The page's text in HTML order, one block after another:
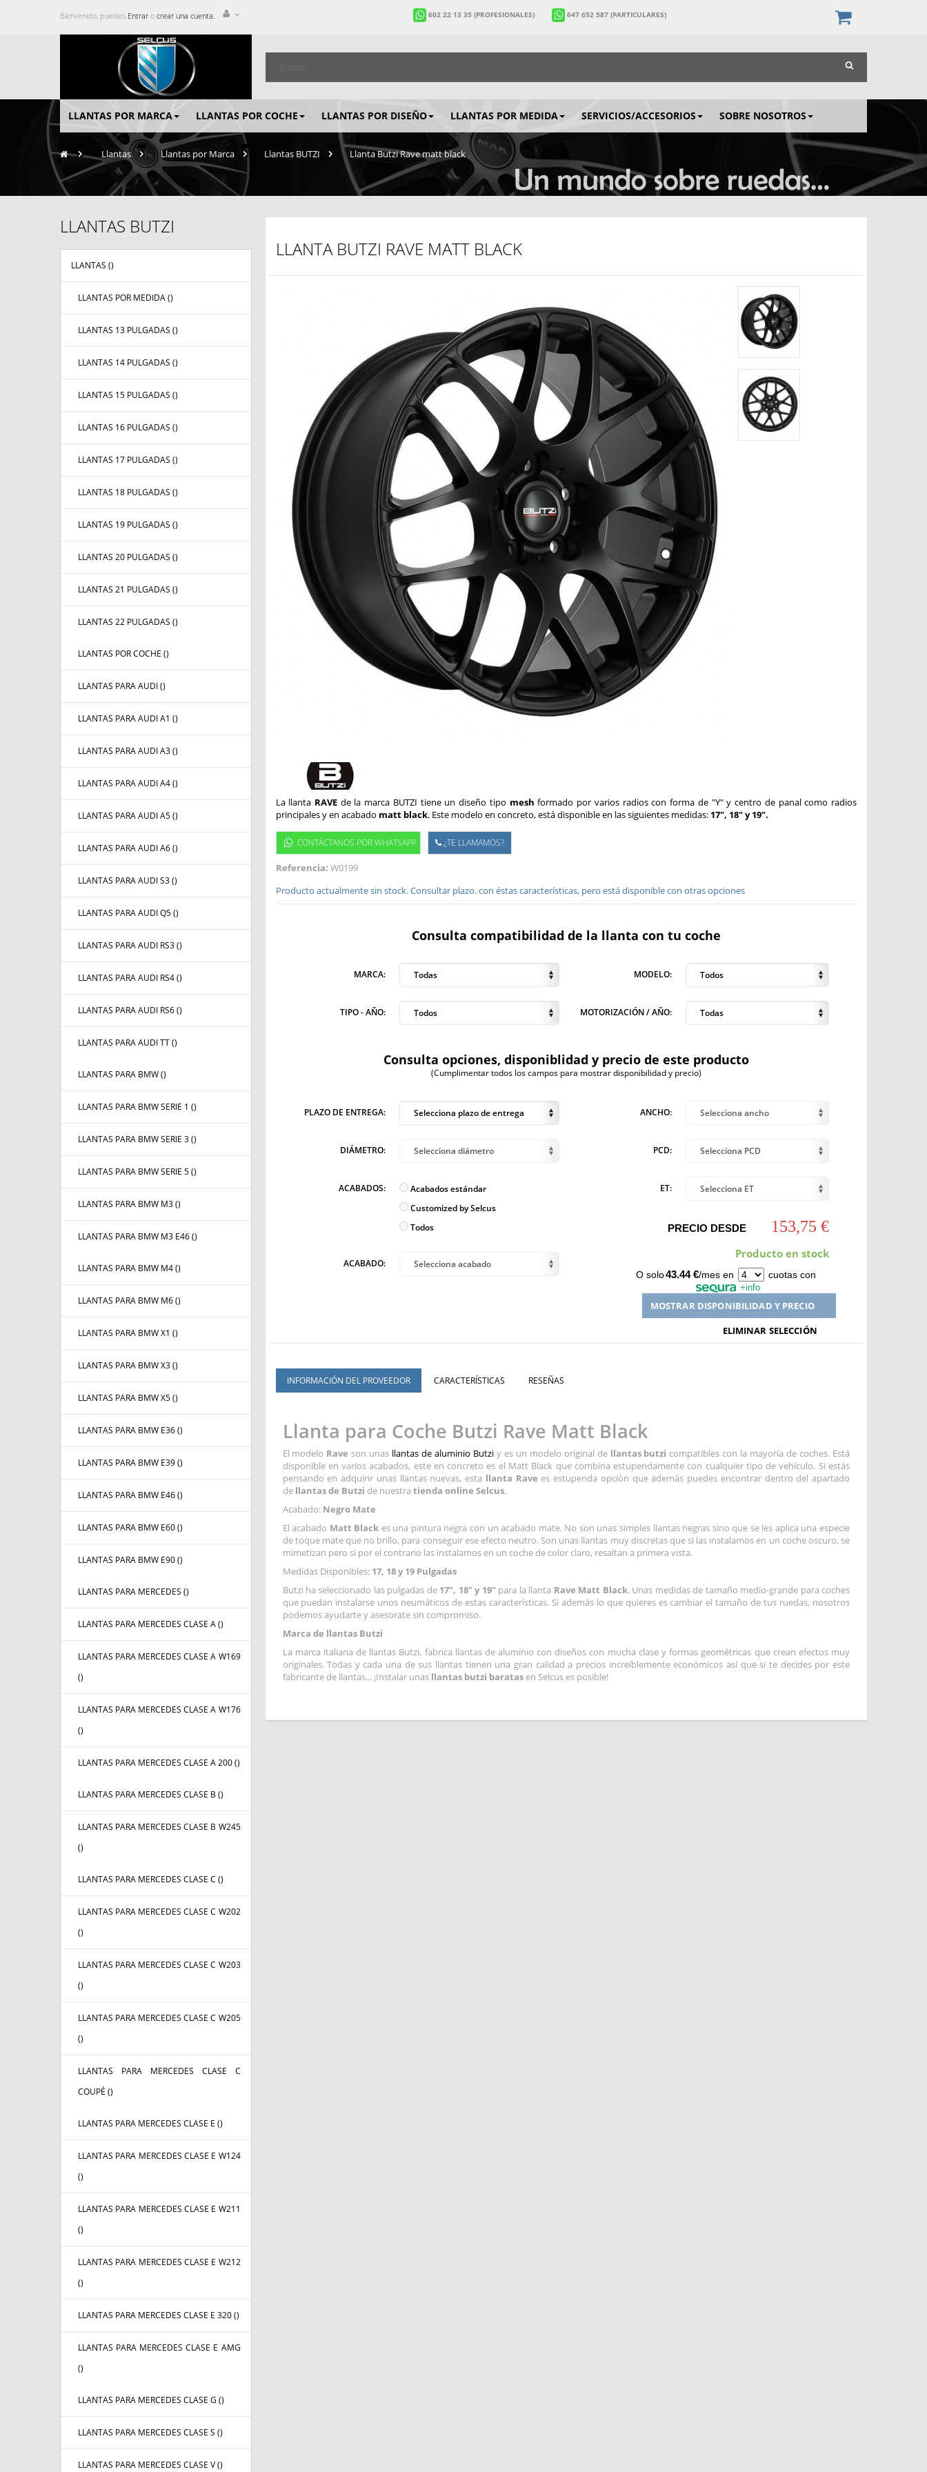
Bienvenido, puedes Entrar o crear una cuenta. 602 22 13 35(PROFESIONALES) 647 652 587(PARTICULARES)
LLANTAS POR MARCA LLANTAS POR COCHE LLANTAS POR DISEÑO LLANTAS POR MEDIDA SERVICIOS/ACCESORIOS SOBRE NOSOTROS
> Llantas > Llantas por Marca Llantas BUTZI Llanta Butzi Rave matt black
LLANTAS BUTZI
LLANTAS ()
LLANTAS POR MEDIDA ()
LLANTAS 13 PULGADAS ()
LLANTAS 14 PULGADAS ()
LLANTAS 15 PULGADAS ()
LLANTAS 16 PULGADAS ()
LLANTAS 17 PULGADAS ()
LLANTAS 18 PULGADAS ()
LLANTAS 19 PULGADAS ()
LLANTAS 20 PULGADAS ()
LLANTAS 21 PULGADAS ()
LLANTAS 22 PULGADAS ()
LLANTAS POR COCHE ()
LLANTAS PARA AUDI ()
LLANTAS PARA AUDI A1 ()
LLANTAS PARA AUDI A3 ()
LLANTAS PARA AUDI A4 ()
LLANTAS PARA AUDI A5 ()
LLANTAS PARA AUDI A6 ()
LLANTAS PARA AUDI S3 ()
LLANTAS PARA AUDI Q5 ()
LLANTAS PARA AUDI RS3 ()
LLANTAS PARA AUDI RS4 ()
LLANTAS PARA AUDI RS6 ()
LLANTAS PARA AUDI TT ()
LLANTAS PARA BMW ()
LLANTAS PARA BMW SERIE 1 ()
LLANTAS PARA BMW SERIE 3 ()
LLANTAS PARA BMW SERIE 5 ()
LLANTAS PARA BMW M3 ()
LLANTAS PARA BMW M3 E46 ()
LLANTAS PARA BMW M4 ()
LLANTAS PARA BMW M6 ()
LLANTAS PARA BMW X1 ()
LLANTAS PARA BMW X3 ()
LLANTAS PARA BMW X5 ()
LLANTAS PARA BMW E36 ()
LLANTAS PARA BMW E39 ()
LLANTAS PARA BMW E46 ()
LLANTAS PARA BMW E60 ()
LLANTAS PARA BMW E90 ()
LLANTAS PARA MERCEDES ()
LLANTAS PARA MERCEDES CLASE A ()
LLANTAS PARA MERCEDES CLASE A W169
()
LLANTAS PARA MERCEDES CLASE A W176
()
LLANTAS PARA MERCEDES CLASE A 200 ()
LLANTAS PARA MERCEDES CLASE B ()
LLANTAS PARA MERCEDES CLASE B W245
()
LLANTAS PARA MERCEDES CLASE C ()
LLANTAS PARA MERCEDES CLASE C W202
()
LLANTAS PARA MERCEDES CLASE C W203
()
LLANTAS PARA MERCEDES CLASE C W205
()
LLANTAS PARA MERCEDES CLASE C
COUPÉ ()
LLANTAS PARA MERCEDES CLASE E ()
LLANTAS PARA MERCEDES CLASE E W124
()
LLANTAS PARA MERCEDES CLASE E W211
()
LLANTAS PARA MERCEDES CLASE E W212
()
LLANTAS PARA MERCEDES CLASE E 320 ()
LLANTAS PARA MERCEDES CLASE E AMG
()
LLANTAS PARA MERCEDES CLASE G ()
LLANTAS PARA MERCEDES CLASE S ()
LLANTAS PARA MERCEDES CLASE V ()
LLANTA BUTZI RAVE MATT BLACK
La llanta RAVEde la marca BUTZI tiene un diseño tipo meshformado por varios radios con forma de "Y" y centro de panal como radios
principales y en acabado matt black. Este modelo en concreto, está disponible en las siguientes medidas: 17", 18" y 19".
CONTÁCTANOS POR WHATSAPP ¿TE LLAMAMOS?
Referencia: W0199
Producto actualmente sin stock. Consultar plazo. con éstas características, pero está disponible con otras opciones
Consulta compatibilidad de la llanta con tu coche
MARCA: Todas MODELO: Todos
TIPO - AÑO: Todos MOTORIZACIÓN / AÑO: Todas
Consulta opciones, disponiblidad y precio de este producto
(Cumplimentar todos los campos para mostrar disponibilidad y precio)
PLAZO DE ENTREGA: Selecciona plazo de entrega
DIÁMETRO: Selecciona diámetro
ACABADOS:
Acabados estándar
Customized by Selcus
Todos
ACABADO: Selecciona acabado
ANCHO: Selecciona ancho
PCD: Selecciona PCD
ET: Selecciona ET
PRECIO DESDE 153,75 €
Producto en stock
O solo43.44 €/mes en cuotas con
+info
MOSTRAR DISPONIBILIDAD Y PRECIO
ELIMINAR SELECCIÓN
INFORMACIÓN DEL PROVEEDOR CARACTERÍSTICAS RESEÑAS
Llanta para Coche Butzi Rave Matt Black
El modelo Rave son unas llantas de aluminio Butzi y es un modelo original de llantas butzi compatibles con la mayoría de coches. Está
disponible en varios acabados, este en concreto es el Matt Black que combina estupendamente con cualquier tipo de vehículo. Si estás
pensando en adquirir unas llantas nuevas, esta llanta Rave es estupenda opción que además puedes encontrar dentro del apartado
de llantas de Butzi de nuestra tienda online Selcus.
Acabado: Negro Mate
El acabado Matt Black es una pintura negra con un acabado mate. No son unas simples llantas negras sino que se les aplica una especie
de toque mate que no brillo, para conseguir ese efecto neutro. Son unas llantas muy discretas que si las instalamos en un coche oscuro, se
mimetizan pero si por el contrario las instalamos en un coche de color claro, resaltan a primera vista.
Medidas Disponibles: 17, 18 y 19 Pulgadas
Butzi ha seleccionado las pulgadas de 17", 18" y 19"para la llanta Rave Matt Black. Unas medidas de tamaño medio-grande para coches
que puedan instalarse unos neumáticos de estas características. Si además lo que quieres es cambiar el tamaño de tus ruedas, nosotros
podemos ayudarte y asesorate sin compromiso.
Marca de llantas Butzi
La marca italiana de llantas Butzi, fabrica llantas de aluminio con diseños con mucha clase y formas geométricas que crean efectos muy
originales. Todas y cada una de sus llantas tienen una gran calidad a precios increíblemente económicos así que si te decides por este
fabricante de llantas... ¡Instalar unas llantas butzi baratasen Selcus es posible!